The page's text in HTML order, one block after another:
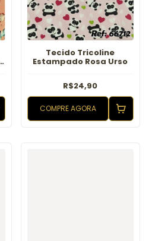
Tecido Tricoline
Estampado Rosa Urso
R$24,90
COMPRE AGORA